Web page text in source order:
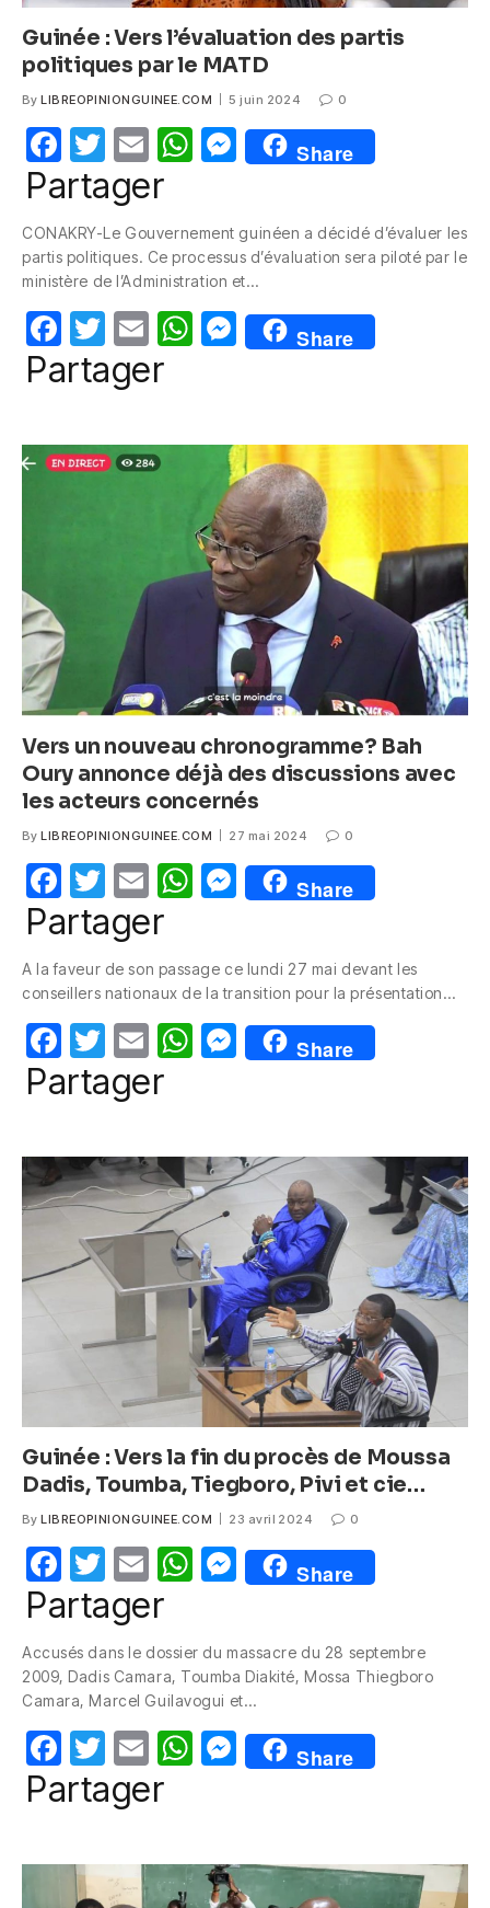
Guinée : Vers l’évaluation des partis
politiques par le MATD
By LIBREOPINIONGUINEE.COM 5 juin 2024 0
F
a
e
b
o
o
k
T
w
itt
er
E
m
W
s
A
p
p
M
e
e
n
g
er
Share
Partager
CONAKRY-Le Gouvernement guinéen a décidé d’évaluer les
partis politiques. Ce processus d’évaluation sera piloté par le
ministère de l’Administration et…
F
a
e
b
T
w
itt
er
E
m
W
s
p
p
M
e
e
n
g
er
Share
Partager
Vers un nouveau chronogramme? Bah
Oury annonce déjà des discussions avec
les acteurs concernés
By LIBREOPINIONGUINEE.COM 27 mai 2024 0
F
a
e
b
o
o
T
w
itt
er
E
m
W
s
A
p
M
e
e
n
g
Share
Partager
A la faveur de son passage ce lundi 27 mai devant les
conseillers nationaux de la transition pour la présentation…
F
a
b
o
o
k
T
w
itt
E
m
W
A
p
p
M
e
n
g
er
Share
Partager
Guinée : Vers la fin du procès de Moussa
Dadis, Toumba, Tiegboro, Pivi et cie…
By LIBREOPINIONGUINEE.COM 23 avril 2024 0
F
a
e
b
o
o
k
T
w
itt
er
E
m
W
s
A
p
p
M
e
e
n
g
er
Share
Partager
Accusés dans le dossier du massacre du 28 septembre
2009, Dadis Camara, Toumba Diakité, Mossa Thiegboro
Camara, Marcel Guilavogui et…
F
a
e
b
T
w
itt
er
E
m
W
s
A
M
e
e
n
Share
Partager